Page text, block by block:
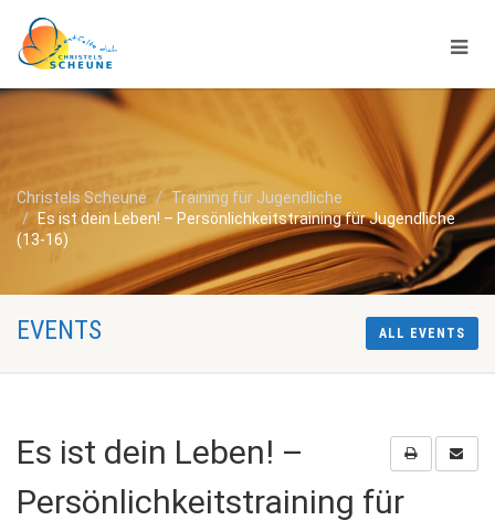
Christels Scheune
Training für Jugendliche
Es ist dein Leben! – Persönlichkeitstraining für Jugendliche
(13-16)
EVENTS ALL EVENTS
Es ist dein Leben! –
Persönlichkeitstraining für